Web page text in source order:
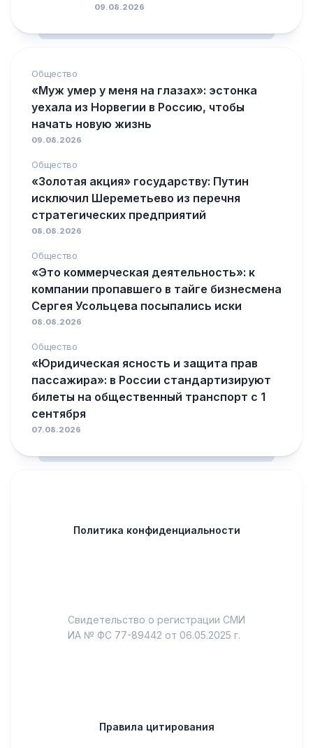
09.08.2026
Общество
«Муж умер у меня на глазах»: эстонка
уехала из Норвегии в Россию, чтобы
начать новую жизнь
09.08.2026
Общество
«Золотая акция» государству: Путин
исключил Шереметьево из перечня
стратегических предприятий
08.08.2026
Общество
«Это коммерческая деятельность»: к
компании пропавшего в тайге бизнесмена
Сергея Усольцева посыпались иски
08.08.2026
Общество
«Юридическая ясность и защита прав
пассажира»: в России стандартизируют
билеты на общественный транспорт с 1
сентября
07.08.2026
Политика конфиденциальности
Свидетельство о регистрации СМИ
ИА № ФС 77-89442 от 06.05.2025 г.
Правила цитирования